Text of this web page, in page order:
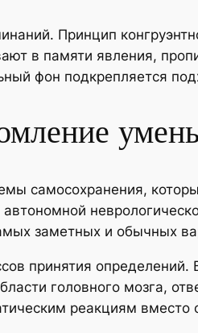
Принцип
в памяти явления,
фон подкрепляется
самосохранения,
заметных и обычных
принятия
головного мозга,
реакциям вместо